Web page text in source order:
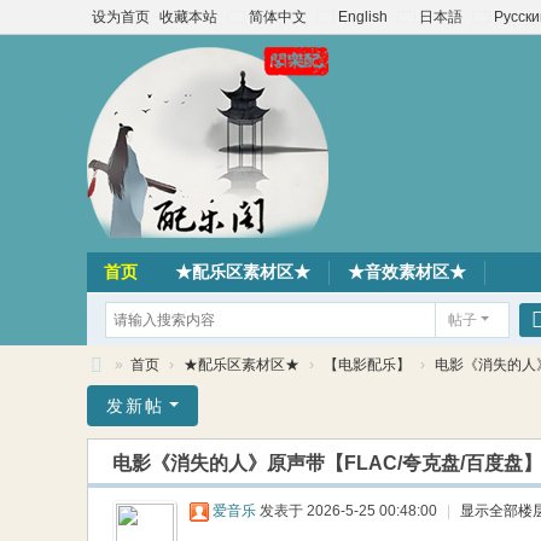
设为首页 收藏本站 简体中文 English 日本語
首页 ★配乐区素材区★ ★音效素材区★
帖子
乐
» 首页 › ★配乐区素材区★ › 【电影配乐】 › 电影《消失的
发新帖
电影《消失的人》原声带【FLAC/夸克盘/百度盘】
爱音乐 发表于 2026-5-25 00:48:00 显示全部楼